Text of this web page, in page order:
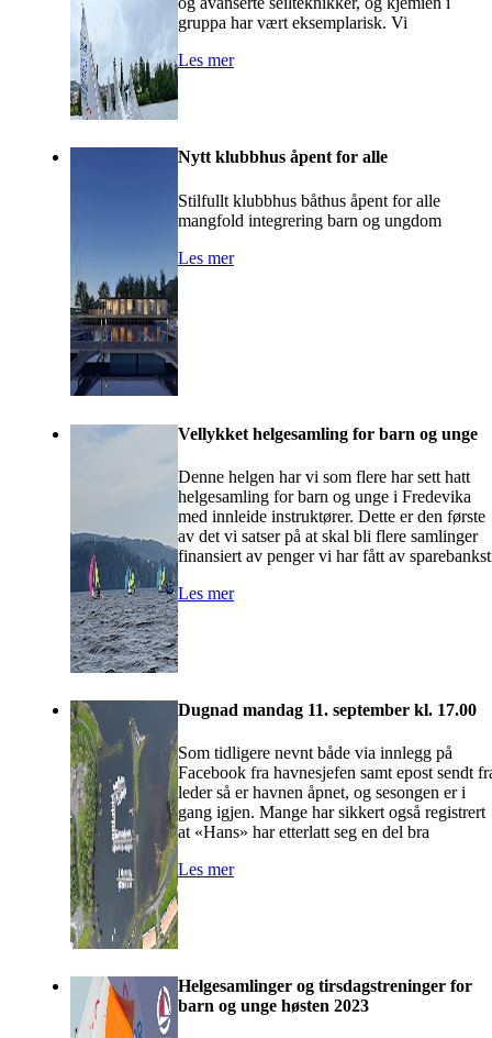
gruppa har vært eksemplarisk. Vi
Les mer
Nytt klubbhus åpent for alle
Stilfullt klubbhus båthus åpent for alle
mangfold integrering barn og ungdom
Les mer
Vellykket helgesamling for barn og unge
Denne helgen har vi som flere har sett hatt
helgesamling for barn og unge i Fredevika
med innleide instruktører. Dette er den første
av det vi satser på at skal bli flere samlinger
finansiert av penger vi har fått av
Les mer
Dugnad mandag 11. september kl. 17.00
Som tidligere nevnt både via innlegg på
Facebook fra havnesjefen samt epost sendt
leder så er havnen åpnet, og sesongen er i
gang igjen. Mange har sikkert også registrert
at «Hans» har etterlatt seg en del bra
Les mer
Helgesamlinger og tirsdagstreninger for
barn og unge høsten 2023